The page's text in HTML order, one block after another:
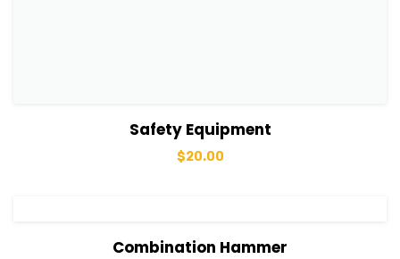
View Details Sepete Ekle
Safety Equipment
$20.00
View DetailsCombination Hammer